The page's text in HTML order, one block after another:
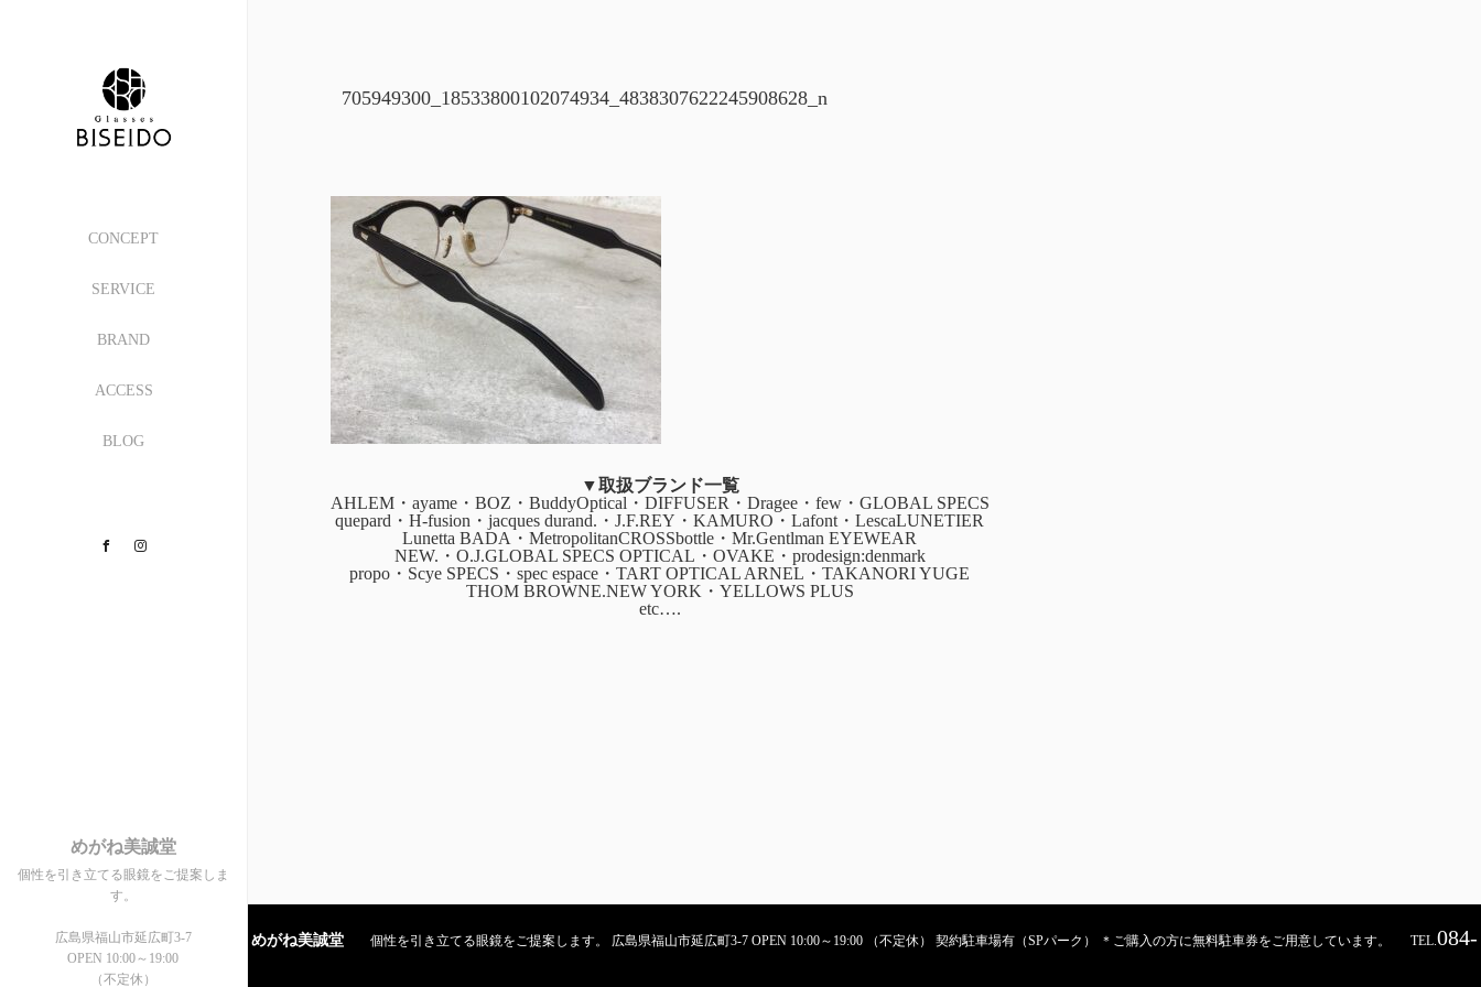
CONCEPT
SERVICE
BRAND
ACCESS
BLOG
Facebook
めがね美誠堂
個性を引き立てる眼鏡をご提案しま
す。
広島県福山市延広町3-7
OPEN 10:00～19:00
（不定休）
705949300_18533800102074934_4838307622245908628_n
▼取扱ブランド一覧
AHLEM・ayame・BOZ・BuddyOptical・DIFFUSER・Dragee・few・GLOBAL SPECS
quepard・H-fusion・jacques durand.・J.F.REY・KAMURO・Lafont・LescaLUNETIER
Lunetta BADA・MetropolitanCROSSbottle・Mr.Gentlman EYEWEAR
NEW.・O.J.GLOBAL SPECS OPTICAL・OVAKE・prodesign:denmark
propo・Scye SPECS・spec espace・TART OPTICAL ARNEL・TAKANORI YUGE
THOM BROWNE.NEW YORK・YELLOWS PLUS
etc….
めがね美誠堂 個性を引き立てる眼鏡をご提案します。 広島県福山市延広町3-7 OPEN 10:00～19:00 （不定休） 契約駐車場有（SPパーク） ＊ご購入の方に無料駐車券をご用意しています。 TEL.084-